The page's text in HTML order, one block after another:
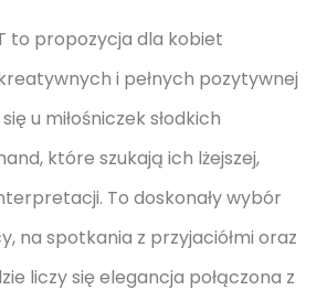
to propozycja dla kobiet
i pełnych pozytywnej
u miłośniczek słodkich
które szukają ich lżejszej,
To doskonały wybór
na spotkania z przyjaciółmi oraz
liczy się elegancja połączona z